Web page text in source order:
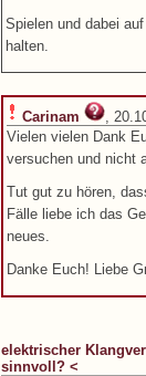
Spielen und dabei
halten.
Carinam
,
Vielen vielen Dank
versuchen und nicht
Tut gut zu hören,
Fälle liebe ich das
neues.
Danke Euch! Liebe
elektrischer
sinnvoll? <